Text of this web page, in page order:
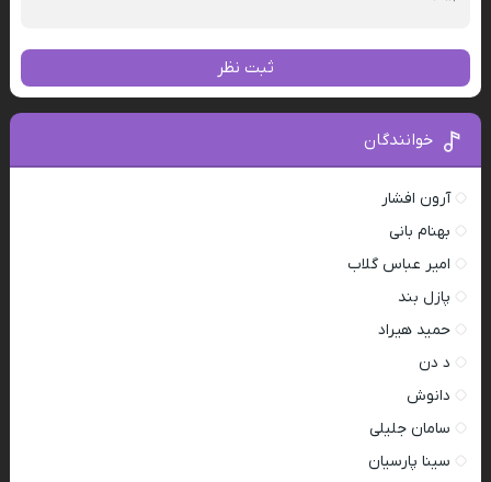
ثبت نظر
خوانندگان
آرون افشار
بهنام بانی
امیر عباس گلاب
پازل بند
حمید هیراد
د دن
دانوش
سامان جلیلی
سینا پارسیان